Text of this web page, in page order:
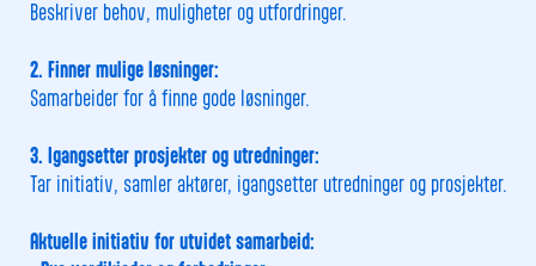
Beskriver behov, muligheter og utfordringer.
2. Finner mulige løsninger:
Samarbeider for å finne gode løsninger.
3. Igangsetter prosjekter og utredninger:
Tar initiativ, samler aktører, igangsetter utredninger og prosjekter.
Aktuelle initiativ for utvidet samarbeid: